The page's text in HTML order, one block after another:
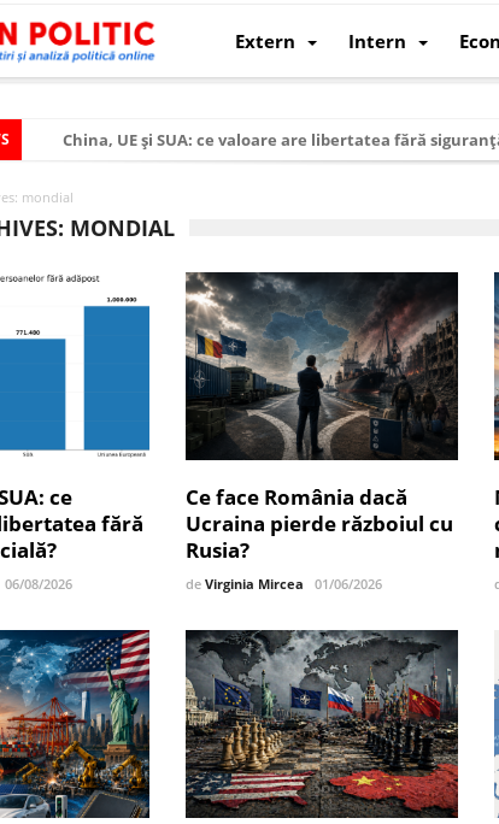
Extern Intern
China, UE și SUA: ce valoare are libertatea fără
Modelul economic al SUA: cum au devenit cea mai
Modelul economic al Rusiei: de ce rezistă?
Occidentul obosit și Estul care revine: o realitate pe
Viitorul României în Uniunea Europeană. Ce ne
România – ROExit pentru a supraviețui ca țară
Controlul minții prin nanoparticule
Huawei dezvoltă un nou cip AI pentru a înlocui Nvidia
mondial
MONDIAL
ce
fără
06/08/2026
Ce face România dacă
Ucraina pierde războiul cu
Rusia?
de Virginia Mircea 01/06/2026